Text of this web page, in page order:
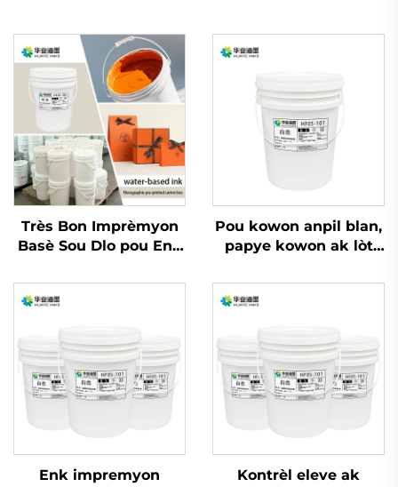
Très Bon Imprèmyon
Basè Sou Dlo pou Enk
Blan Ordineri ak
Papye Kouvè epi Lòt
Pou kowon anpil blan,
papye kowon ak lòt
bouchon fèt ak dlo se
gen kè pou
Enk impremyon
Kontrèl eleve ak